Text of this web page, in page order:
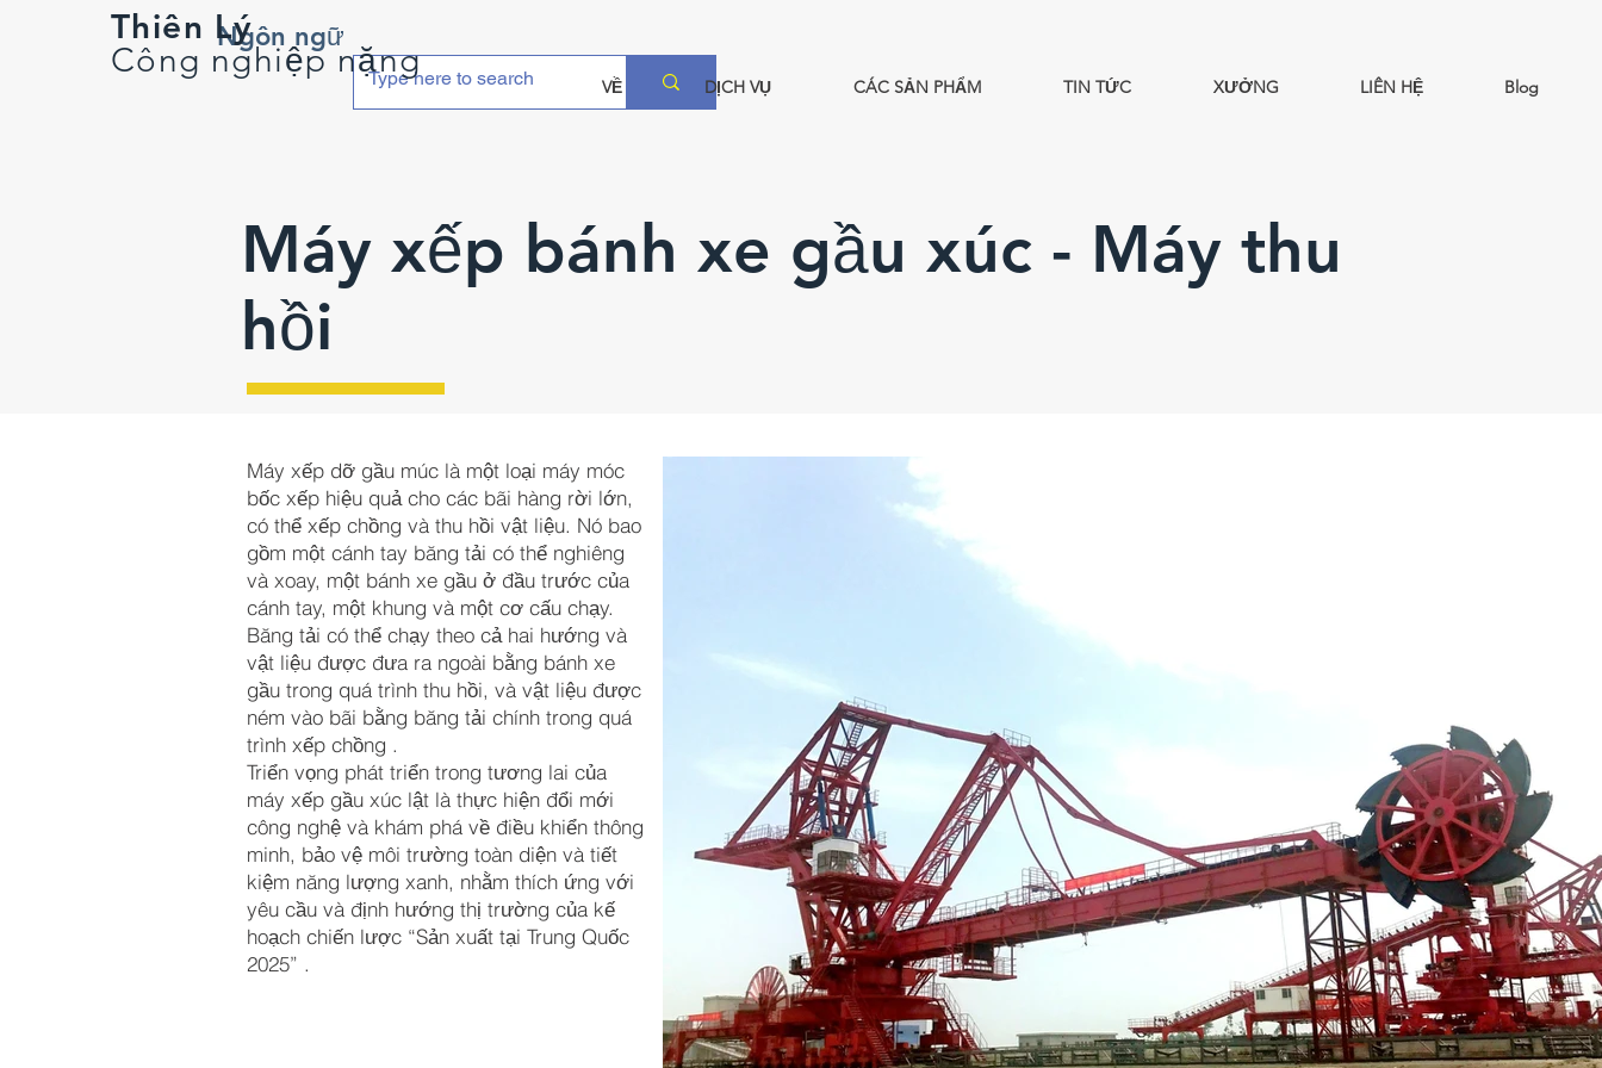
Thiên Lý
Công nghiệp nặng
VỀ DỊCH VỤ CÁC SẢN PHẨM TIN TỨC XƯỞNG LIÊN HỆ Blog
Ngôn ngữ
Máy xếp bánh xe gầu xúc - Máy thu
hồi
Máy xếp dỡ gầu múc là một loại máy móc
bốc xếp hiệu quả cho các bãi hàng rời lớn,
có thể xếp chồng và thu hồi vật liệu. Nó bao
gồm một cánh tay băng tải có thể nghiêng
và xoay, một bánh xe gầu ở đầu trước của
cánh tay, một khung và một cơ cấu chạy.
Băng tải có thể chạy theo cả hai hướng và
vật liệu được đưa ra ngoài bằng bánh xe
gầu trong quá trình thu hồi, và vật liệu được
ném vào bãi bằng băng tải chính trong quá
trình xếp chồng .
Triển vọng phát triển trong tương lai của
máy xếp gầu xúc lật là thực hiện đổi mới
công nghệ và khám phá về điều khiển thông
minh, bảo vệ môi trường toàn diện và tiết
kiệm năng lượng xanh, nhằm thích ứng với
yêu cầu và định hướng thị trường của kế
hoạch chiến lược “Sản xuất tại Trung Quốc
2025” .